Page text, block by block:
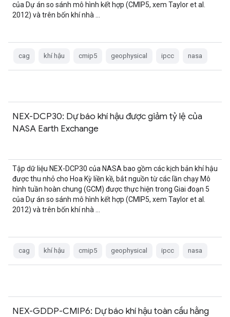
của Dự án so sánh mô hình kết hợp (CMIP5, xem Taylor et al.
2012) và trên bốn khí nhà …
cag khí hậu cmip5 geophysical ipcc nasa
NEX-DCP30: Dự báo khí hậu được giảm tỷ lệ của
NASA Earth Exchange
Tập dữ liệu NEX-DCP30 của NASA bao gồm các kịch bản khí hậu
được thu nhỏ cho Hoa Kỳ liền kề, bắt nguồn từ các lần chạy Mô
hình tuần hoàn chung (GCM) được thực hiện trong Giai đoạn 5
của Dự án so sánh mô hình kết hợp (CMIP5, xem Taylor et al.
2012) và trên bốn khí nhà …
cag khí hậu cmip5 geophysical ipcc nasa
NEX-GDDP-CMIP6: Dự báo khí hậu toàn cầu hằng